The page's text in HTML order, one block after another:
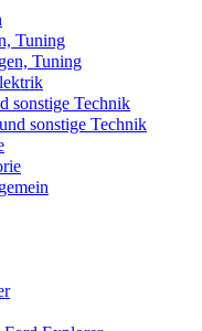
Tuning
Tuning
Technik
sonstige Technik